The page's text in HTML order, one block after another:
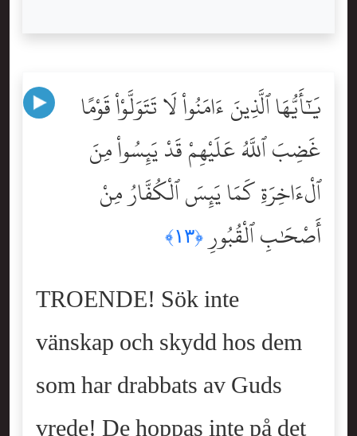
يَٰٓأَيُّهَا ٱلَّذِينَ ءَامَنُواْ لَا تَتَوَلَّوْاْ قَوْمًا
غَضِبَ ٱللَّهُ عَلَيْهِمْ قَدْ يَئِسُواْ مِنَ
ٱلْءَاخِرَةِ كَمَا يَئِسَ ٱلْكُفَّارُ مِنْ
أَصْحَٰبِ ٱلْقُبُورِ ﴿١٣﴾
TROENDE! Sök inte
vänskap och skydd hos dem
som har drabbats av Guds